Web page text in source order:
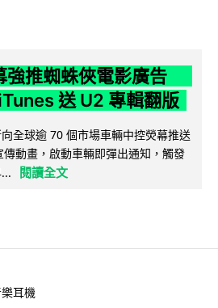
強推蜘蛛俠電影廣告
送 U2 專輯翻版
全球逾 70 個市場車輛中控熒幕推送
傳動畫，啟動車輛即彈出通知，觸發
閱讀全文
耳機